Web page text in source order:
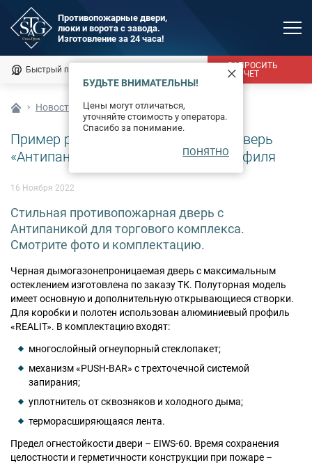
Быстрый подбор
ЗАПРОСИТЬ
РАСЧЕТ
Противопожарные двери,
люки и ворота с завода.
Изготовление за 24 часа!
Доставка и монтаж
Оплата
Сертификаты
О компании
Новости
Контакты
Москва
Работаем без выходных:
cейчас работаем
БУДЬТЕ ВНИМАТЕЛЬНЫ!
Цены могут отличаться,
уточняйте стоимость у оператора.
Спасибо за понимание.
ПОНЯТНО
Новости
Пример работы на заказ – черная дверь
«Антипаника» из алюминиевого профиля
16 Ноября 2022
Стильная противопожарная дверь с
Антипаникой для торгового комплекса.
Смотрите фото и комплектацию.
Черная дымогазонепроницаемая дверь с максимальным
остеклением изготовлена по заказу ТК. Полуторная модель
имеет основную и дополнительную открывающиеся створки.
Для коробки и полотен использован алюминиевый профиль
«REALIT». В комплектацию входят:
многослойный огнеупорный стеклопакет;
механизм «PUSH-BAR» с трехточечной системой
запирания;
уплотнитель от сквозняков и холодного дыма;
терморасширяющаяся лента.
Предел огнестойкости двери – EIWS-60. Время сохранения
целостности и герметичности конструкции при пожаре –
MAX
Мы онлайн